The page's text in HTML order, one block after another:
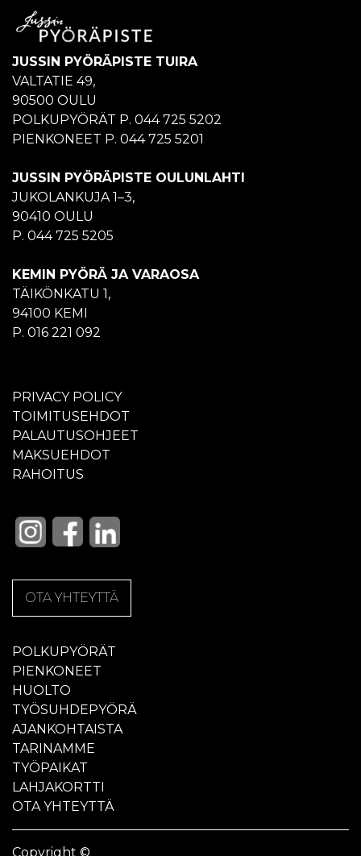
JUSSIN PYÖRÄPISTE TUIRA
VALTATIE 49,
90500 OULU
POLKUPYÖRÄT P. 044 725 5202
PIENKONEET P. 044 725 5201
JUSSIN PYÖRÄPISTE OULUNLAHTI
JUKOLANKUJA 1–3,
90410 OULU
P. 044 725 5205
KEMIN PYÖRÄ JA VARAOSA
TÄIKÖNKATU 1,
94100 KEMI
P. 016 221 092
PRIVACY POLICY
TOIMITUSEHDOT
PALAUTUSOHJEET
MAKSUEHDOT
RAHOITUS
OTA YHTEYTTÄ
POLKUPYÖRÄT
PIENKONEET
HUOLTO
TYÖSUHDEPYÖRÄ
AJANKOHTAISTA
TARINAMME
TYÖPAIKAT
LAHJAKORTTI
OTA YHTEYTTÄ
Copyright ©